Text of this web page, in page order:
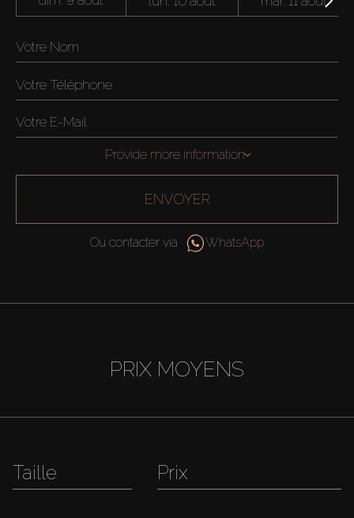
Provide more information
ENVOYER
Ou contacter via WhatsApp
PRIX MOYENS
Taille Prix